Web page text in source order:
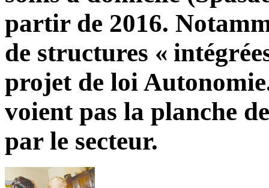
partir de 2016.
de structures «
projet de loi
voient pas la planche
par le secteur.